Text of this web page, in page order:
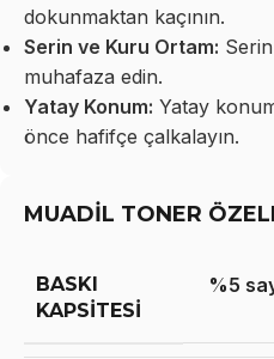
dokunmaktan kaçının.
Serin ve Kuru Ortam:
muhafaza edin.
Yatay Konum: Yatay
önce hafifçe çalkalayın.
MUADİL TONER
BASKI
KAPSITESI
%5